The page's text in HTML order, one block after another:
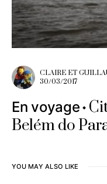
CLAIRE ET
30/03/2017
En voyage
Belém do
YOU MAY ALSO LIKE